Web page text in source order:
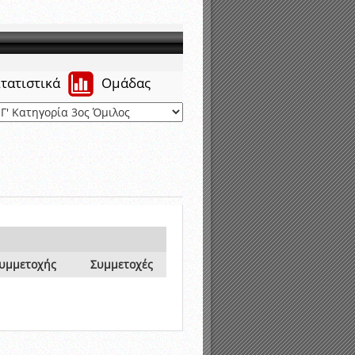
Ομάδας
Συμμετοχές